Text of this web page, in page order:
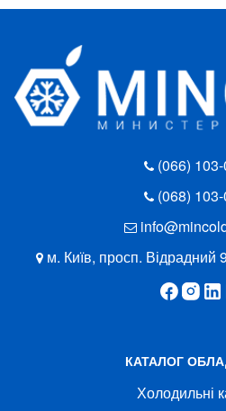
(066) 103-
(068) 103-
м. Київ, просп. Відрадний
КАТАЛОГ
Холодильні